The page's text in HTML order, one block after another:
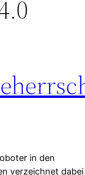
in den
verzeichnet dabei